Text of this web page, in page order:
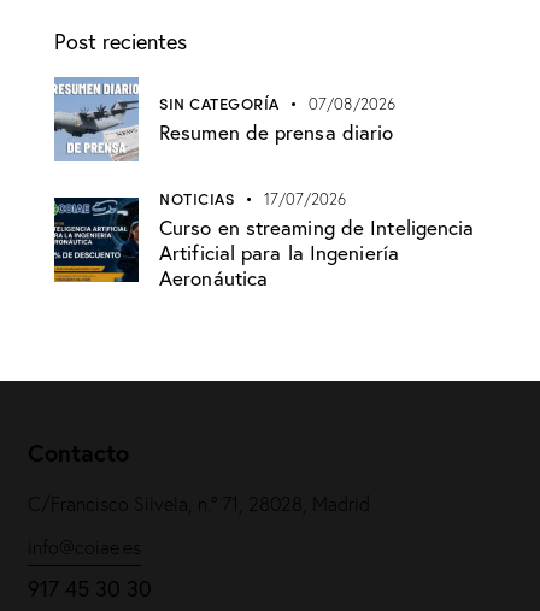
Post recientes
SIN CATEGORÍA 07/08/2026
Resumen de prensa diario
NOTICIAS 17/07/2026
Curso en streaming de Inteligencia
Artificial para la Ingeniería
Aeronáutica
Contacto
C/Francisco Silvela, n.º 71, 28028, Madrid
info@coiae.es
917 45 30 30